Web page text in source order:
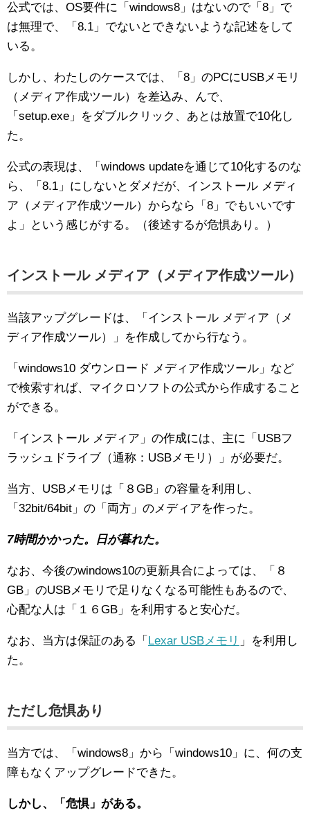
公式では、OS要件に「windows8」はないので「8」で
は無理で、「8.1」でないとできないような記述をして
いる。
しかし、わたしのケースでは、「8」のPCにUSBメモリ
（メディア作成ツール）を差込み、んで、
「setup.exe」をダブルクリック、あとは放置で10化し
た。
公式の表現は、「windows updateを通じて10化するのな
ら、「8.1」にしないとダメだが、インストール メディ
ア（メディア作成ツール）からなら「8」でもいいです
よ」という感じがする。（後述するが危惧あり。）
インストール メディア（メディア作成ツール）
当該アップグレードは、「インストール メディア（メ
ディア作成ツール）」を作成してから行なう。
「windows10 ダウンロード メディア作成ツール」など
で検索すれば、マイクロソフトの公式から作成すること
ができる。
「インストール メディア」の作成には、主に「USBフ
ラッシュドライブ（通称：USBメモリ）」が必要だ。
当方、USBメモリは「８GB」の容量を利用し、
「32bit/64bit」の「両方」のメディアを作った。
7時間かかった。日が暮れた。
なお、今後のwindows10の更新具合によっては、「８
GB」のUSBメモリで足りなくなる可能性もあるので、
心配な人は「１６GB」を利用すると安心だ。
なお、当方は保証のある「 Lexar USBメモリ 」を利用し
た。
ただし危惧あり
当方では、「windows8」から「windows10」に、何の支
障もなくアップグレードできた。
しかし、「危惧」がある。